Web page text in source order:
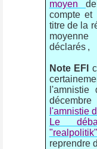
moyen
compte et
titre de la
déclarés ,
Note EFI
l'amnistie
l'amnistie
Le
reprendre